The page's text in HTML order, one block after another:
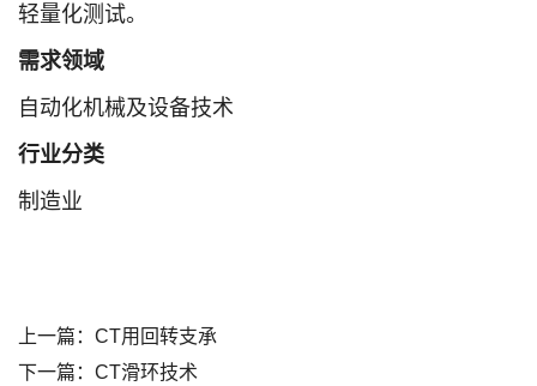
轻量化测试。
需求领域
自动化机械及设备技术
行业分类
制造业
上一篇： CT用回转支承
下一篇： CT滑环技术